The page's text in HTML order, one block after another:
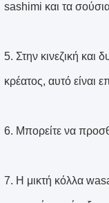
sashimi και τα
5. Στην κινεζική και
κρέατος, αυτό είναι
6. Μπορείτε να
7. Η μικτή κόλλα